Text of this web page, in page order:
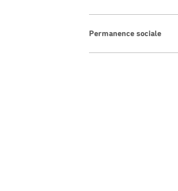
Permanence sociale